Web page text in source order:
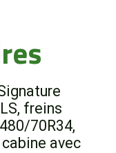
freins
70R34,
avec